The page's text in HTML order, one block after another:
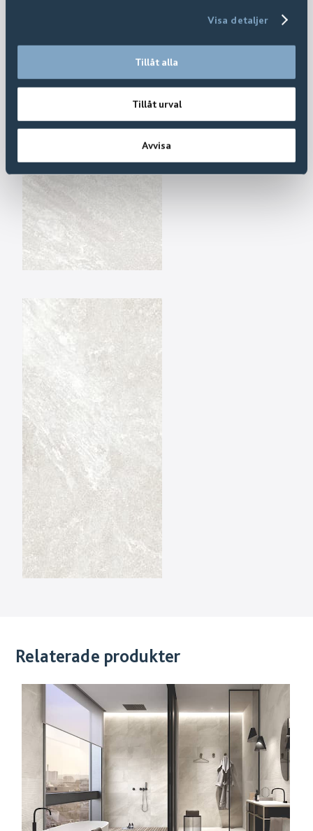
Visa detaljer
Tillåt alla
Tillåt urval
Avvisa
Relaterade produkter